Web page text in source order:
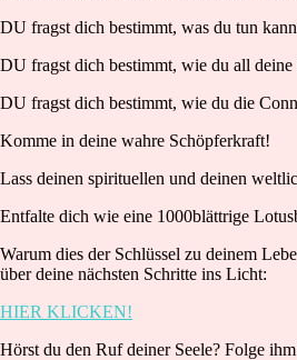
DU fragst dich bestimmt, was du tun
DU fragst dich bestimmt, wie du all
DU fragst dich bestimmt, wie du die
Komme in deine wahre Schöpferkraft!
Lass deinen spirituellen und deinen
Entfalte dich wie eine 1000blättrige
Warum dies der Schlüssel zu deinem
über deine nächsten Schritte ins Licht:
HIER KLICKEN!
Hörst du den Ruf deiner Seele? Folge